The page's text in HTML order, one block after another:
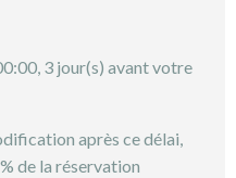
3 jour(s) avant votre
après ce délai,
de la réservation